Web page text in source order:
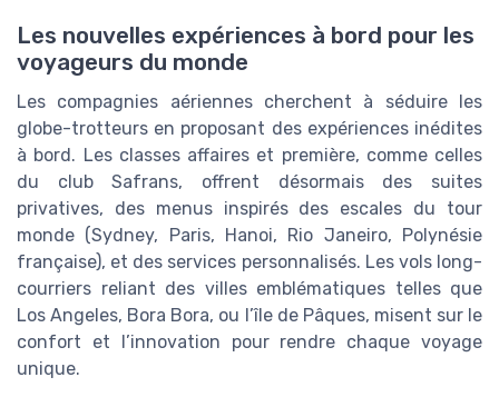
Les nouvelles expériences à bord pour les
voyageurs du monde
Les compagnies aériennes cherchent à séduire les
globe-trotteurs en proposant des expériences inédites
à bord. Les classes affaires et première, comme celles
du club Safrans, offrent désormais des suites
privatives, des menus inspirés des escales du tour
monde (Sydney, Paris, Hanoi, Rio Janeiro, Polynésie
française), et des services personnalisés. Les vols long-
courriers reliant des villes emblématiques telles que
Los Angeles, Bora Bora, ou l’île de Pâques, misent sur le
confort et l’innovation pour rendre chaque voyage
unique.